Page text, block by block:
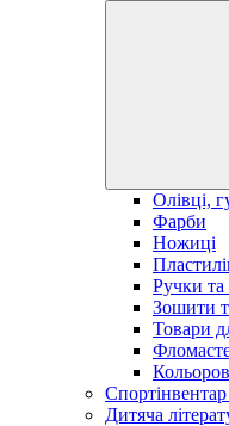
Олівці,
Фарби
Ножиці
Ручки та
Зошити
Товари
Спортінвентар
Дитяча